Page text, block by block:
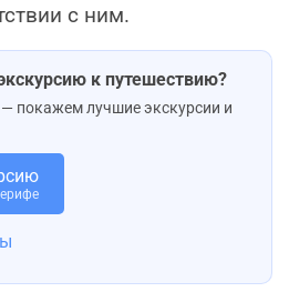
с ним.
к путешествию?
покажем лучшие экскурсии и